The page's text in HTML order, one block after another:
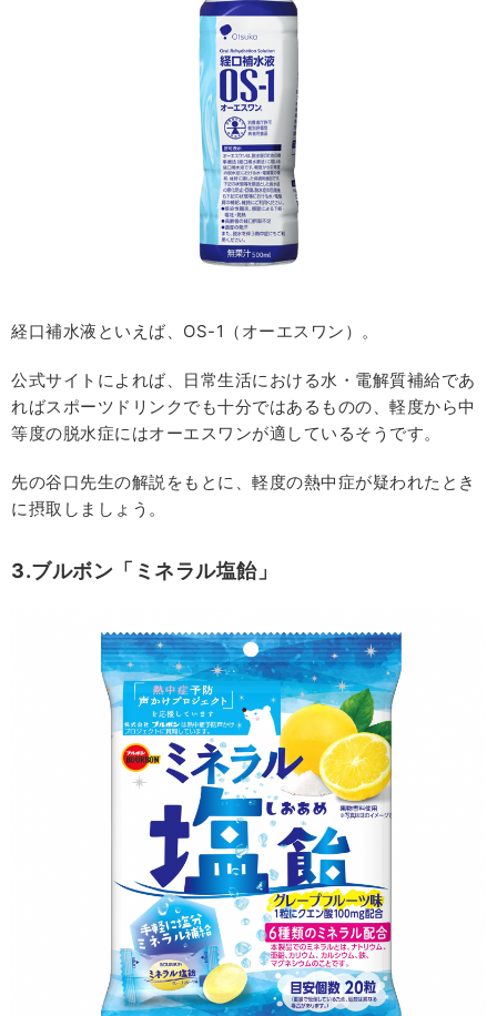
経口補水液といえば、OS-1（オーエスワン）。
公式サイトによれば、日常生活における水・電解質補給であ
ればスポーツドリンクでも十分ではあるものの、軽度から中
等度の脱水症にはオーエスワンが適しているそうです。
先の谷口先生の解説をもとに、軽度の熱中症が疑われたとき
に摂取しましょう。
3.ブルボン「ミネラル塩飴」